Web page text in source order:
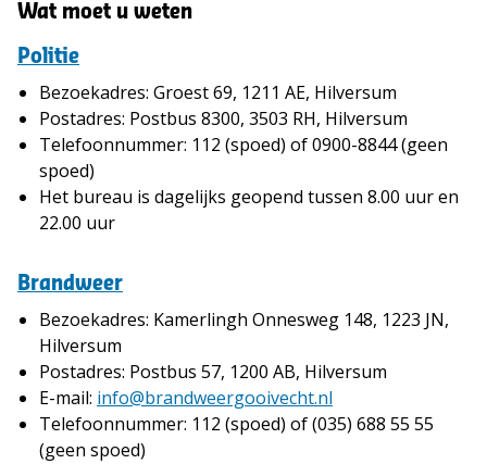
Wat moet u weten
Politie
Bezoekadres: Groest 69, 1211 AE, Hilversum
Postadres: Postbus 8300, 3503 RH, Hilversum
Telefoonnummer: 112 (spoed) of 0900-8844 (geen
spoed)
Het bureau is dagelijks geopend tussen 8.00 uur en
22.00 uur
Brandweer
Bezoekadres: Kamerlingh Onnesweg 148, 1223 JN,
Hilversum
Postadres: Postbus 57, 1200 AB, Hilversum
E-mail: info@brandweergooivecht.nl
Telefoonnummer: 112 (spoed) of (035) 688 55 55
(geen spoed)